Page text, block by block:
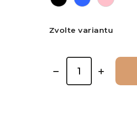
Zvolte variantu